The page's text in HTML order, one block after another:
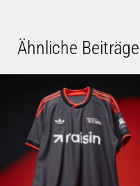
Ähnliche Beiträge